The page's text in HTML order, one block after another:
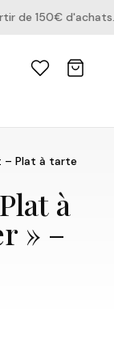
de 150€ d'achats.
– Plat à tarte
à
» –